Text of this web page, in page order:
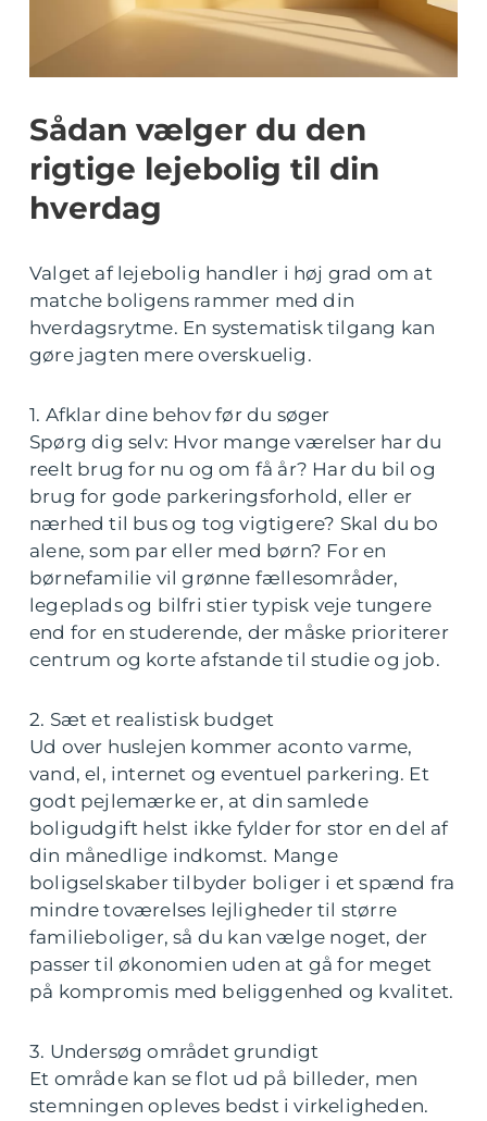
Sådan vælger du den
rigtige lejebolig til din
hverdag
Valget af lejebolig handler i høj grad om at
matche boligens rammer med din
hverdagsrytme. En systematisk tilgang kan
gøre jagten mere overskuelig.
1. Afklar dine behov før du søger
Spørg dig selv: Hvor mange værelser har du
reelt brug for nu og om få år? Har du bil og
brug for gode parkeringsforhold, eller er
nærhed til bus og tog vigtigere? Skal du bo
alene, som par eller med børn? For en
børnefamilie vil grønne fællesområder,
legeplads og bilfri stier typisk veje tungere
end for en studerende, der måske prioriterer
centrum og korte afstande til studie og job.
2. Sæt et realistisk budget
Ud over huslejen kommer aconto varme,
vand, el, internet og eventuel parkering. Et
godt pejlemærke er, at din samlede
boligudgift helst ikke fylder for stor en del af
din månedlige indkomst. Mange
boligselskaber tilbyder boliger i et spænd fra
mindre toværelses lejligheder til større
familieboliger, så du kan vælge noget, der
passer til økonomien uden at gå for meget
på kompromis med beliggenhed og kvalitet.
3. Undersøg området grundigt
Et område kan se flot ud på billeder, men
stemningen opleves bedst i virkeligheden.